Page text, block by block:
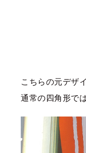
こちらの元デザ
通常の四角形で